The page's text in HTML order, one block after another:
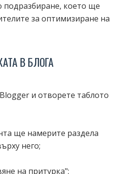
подразбиране, което ще
за оптимизиране на
В БЛОГА
и отворете таблото
ще намерите раздела
него;
на притурка";